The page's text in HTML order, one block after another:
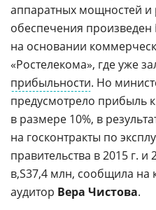
аппаратных мощностей
обеспечения
на основании
«Ростелекома», где уже
прибыльности. Но
предусмотрело прибыль
в размере 10%, в
на госконтракты по
правительства в 2015 г.
37,4 млн, сообщила на
аудитор Вера Чистова.